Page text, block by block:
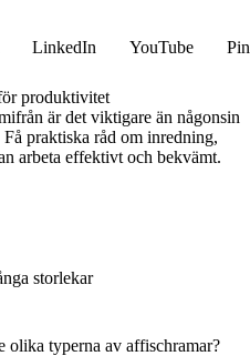
LinkedIn YouTube
produktivitet
är det viktigare än någonsin
praktiska råd om inredning,
arbeta effektivt och bekvämt.
storlekar
olika typerna av affischramar?